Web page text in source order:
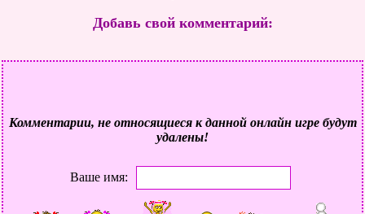
Добавь свой комментарий:
Комментарии, не относящиеся к данной онлайн игре будут
удалены!
Ваше имя: